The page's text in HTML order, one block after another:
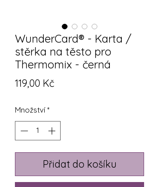
WunderCard® - Karta /
stěrka na těsto pro
Thermomix - černá
119,00 KčCena
Množství *
Přidat do košíku